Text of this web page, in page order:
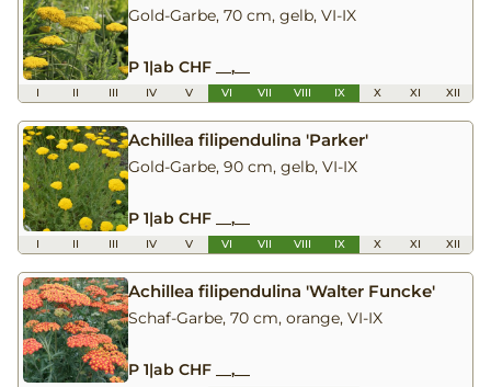
Gold-Garbe, 70 cm, gelb, VI-IX
P 1|ab CHF __,__
I II III IV V VI VII VIII IX X XI XII
Achillea filipendulina 'Parker'
Gold-Garbe, 90 cm, gelb, VI-IX
P 1|ab CHF __,__
I II III IV V VI VII VIII IX X XI XII
Achillea filipendulina 'Walter Funcke'
Schaf-Garbe, 70 cm, orange, VI-IX
P 1|ab CHF __,__